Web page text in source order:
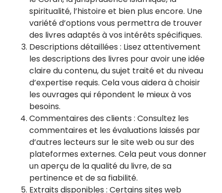
spiritualité, l’histoire et bien plus encore. Une
variété d’options vous permettra de trouver
des livres adaptés à vos intérêts spécifiques.
Descriptions détaillées : Lisez attentivement
les descriptions des livres pour avoir une idée
claire du contenu, du sujet traité et du niveau
d’expertise requis. Cela vous aidera à choisir
les ouvrages qui répondent le mieux à vos
besoins.
Commentaires des clients : Consultez les
commentaires et les évaluations laissés par
d’autres lecteurs sur le site web ou sur des
plateformes externes. Cela peut vous donner
un aperçu de la qualité du livre, de sa
pertinence et de sa fiabilité.
Extraits disponibles : Certains sites web